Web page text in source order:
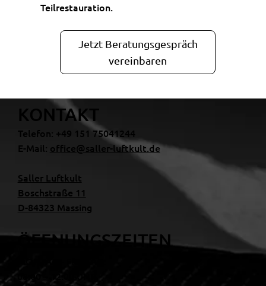
Teilrestauration.
Jetzt Beratungsgespräch
vereinbaren
KONTAKT
Telefon: +49 151 75041244
E-Mail: office@saller-luftkult.de
Saller Luftkult
Boschstraße 11
D-84323 Massing
ÖFFNUNGSZEITEN
08:00 – 12:00 UHR